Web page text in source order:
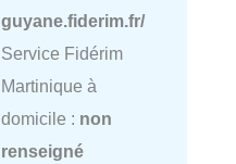
guyane.fiderim.fr/
Service Fidérim
Martinique à
domicile : non
renseigné